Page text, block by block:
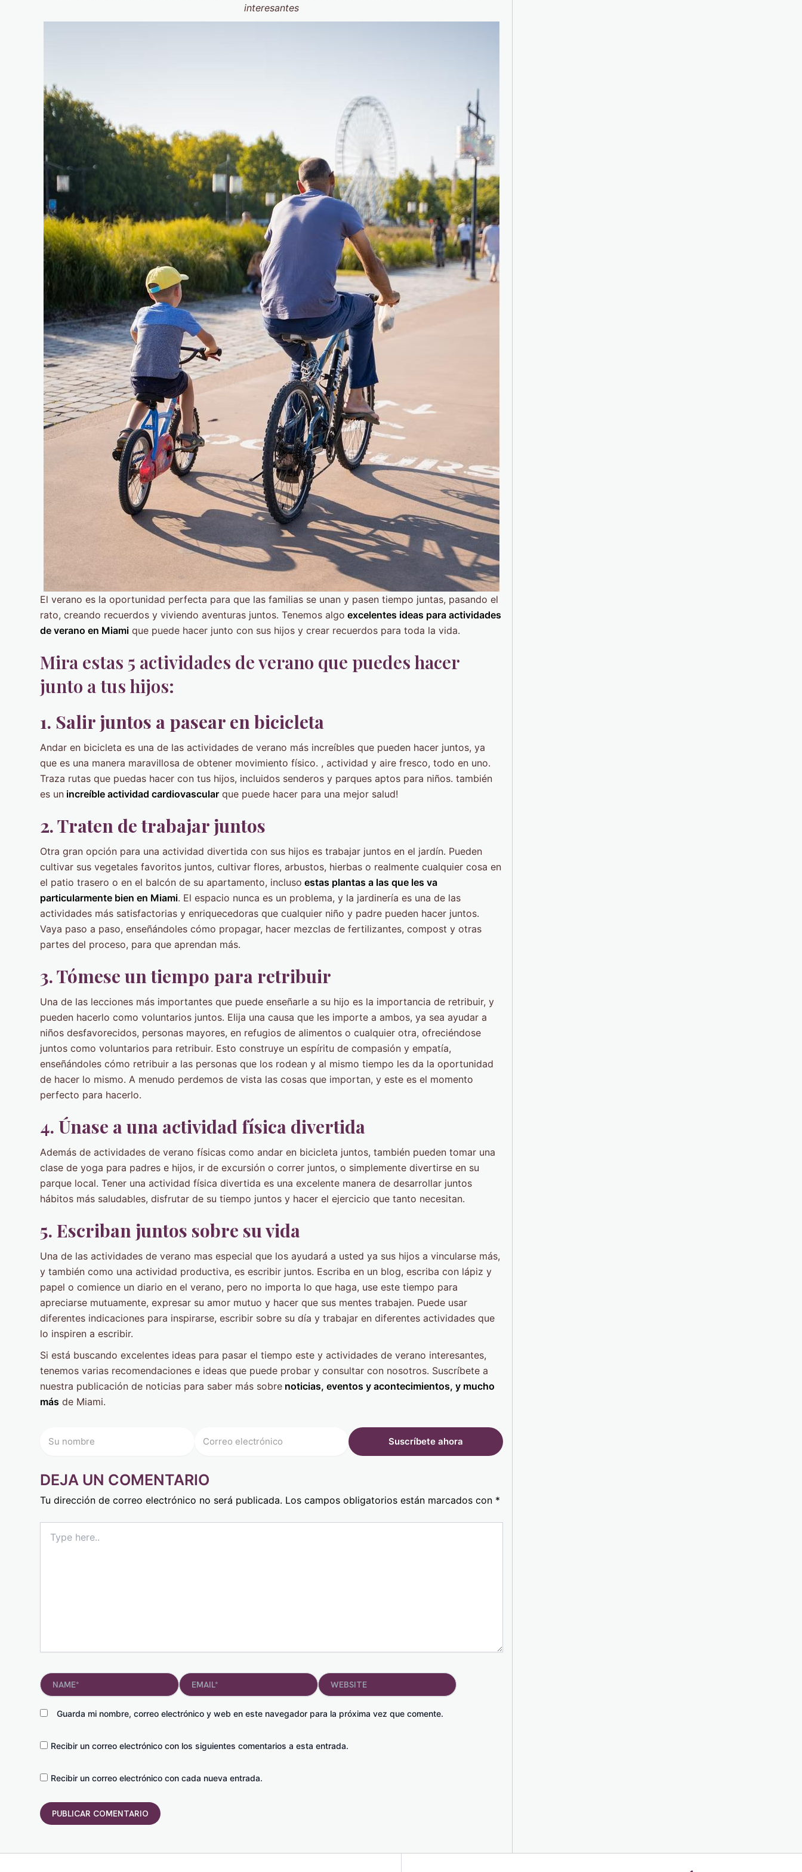
interesantes
El verano es la oportunidad perfecta para que las familias se unan y pasen tiempo juntas, pasando el
rato, creando recuerdos y viviendo aventuras juntos. Tenemos algo excelentes ideas para actividades
de verano en Miami que puede hacer junto con sus hijos y crear recuerdos para toda la vida.
Mira estas 5 actividades de verano que puedes hacer
junto a tus hijos:
1. Salir juntos a pasear en bicicleta
Andar en bicicleta es una de las actividades de verano más increíbles que pueden hacer juntos, ya
que es una manera maravillosa de obtener movimiento físico. , actividad y aire fresco, todo en uno.
Traza rutas que puedas hacer con tus hijos, incluidos senderos y parques aptos para niños. también
es un increíble actividad cardiovascular que puede hacer para una mejor salud!
2. Traten de trabajar juntos
Otra gran opción para una actividad divertida con sus hijos es trabajar juntos en el jardín. Pueden
cultivar sus vegetales favoritos juntos, cultivar flores, arbustos, hierbas o realmente cualquier cosa en
el patio trasero o en el balcón de su apartamento, incluso estas plantas a las que les va
particularmente bien en Miami. El espacio nunca es un problema, y ​​la jardinería es una de las
actividades más satisfactorias y enriquecedoras que cualquier niño y padre pueden hacer juntos.
Vaya paso a paso, enseñándoles cómo propagar, hacer mezclas de fertilizantes, compost y otras
partes del proceso, para que aprendan más.
3. Tómese un tiempo para retribuir
Una de las lecciones más importantes que puede enseñarle a su hijo es la importancia de retribuir, y
pueden hacerlo como voluntarios juntos. Elija una causa que les importe a ambos, ya sea ayudar a
niños desfavorecidos, personas mayores, en refugios de alimentos o cualquier otra, ofreciéndose
juntos como voluntarios para retribuir. Esto construye un espíritu de compasión y empatía,
enseñándoles cómo retribuir a las personas que los rodean y al mismo tiempo les da la oportunidad
de hacer lo mismo. A menudo perdemos de vista las cosas que importan, y este es el momento
perfecto para hacerlo.
4. Únase a una actividad física divertida
Además de actividades de verano físicas como andar en bicicleta juntos, también pueden tomar una
clase de yoga para padres e hijos, ir de excursión o correr juntos, o simplemente divertirse en su
parque local. Tener una actividad física divertida es una excelente manera de desarrollar juntos
hábitos más saludables, disfrutar de su tiempo juntos y hacer el ejercicio que tanto necesitan.
5. Escriban juntos sobre su vida
Una de las actividades de verano mas especial que los ayudará a usted ya sus hijos a vincularse más,
y también como una actividad productiva, es escribir juntos. Escriba en un blog, escriba con lápiz y
papel o comience un diario en el verano, pero no importa lo que haga, use este tiempo para
apreciarse mutuamente, expresar su amor mutuo y hacer que sus mentes trabajen. Puede usar
diferentes indicaciones para inspirarse, escribir sobre su día y trabajar en diferentes actividades que
lo inspiren a escribir.
Si está buscando excelentes ideas para pasar el tiempo este y actividades de verano interesantes,
tenemos varias recomendaciones e ideas que puede probar y consultar con nosotros. Suscríbete a
nuestra publicación de noticias para saber más sobre noticias, eventos y acontecimientos, y mucho
más de Miami.
DEJA UN COMENTARIO
Tu dirección de correo electrónico no será publicada. Los campos obligatorios están marcados con *
here..
Name* Email*
Guarda mi nombre, correo electrónico y web en este navegador para la próxima vez que comente.
Website
Recibir un correo electrónico con los siguientes comentarios a esta entrada.
Recibir un correo electrónico con cada nueva entrada.